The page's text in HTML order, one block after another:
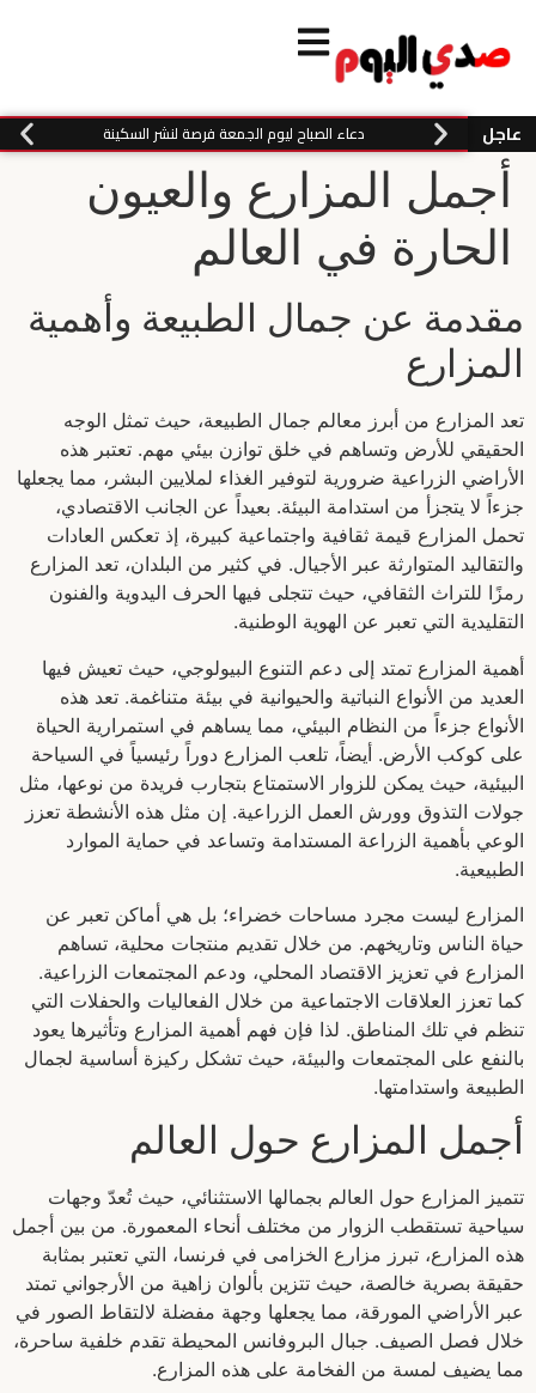
عاجل دعاء الصباح ليوم الجمعة فرصة لنشر السكينة
أجمل المزارع والعيون
الحارة في العالم
مقدمة عن جمال الطبيعة وأهمية
المزارع
تعد المزارع من أبرز معالم جمال الطبيعة، حيث تمثل الوجه
الحقيقي للأرض وتساهم في خلق توازن بيئي مهم. تعتبر هذه
الأراضي الزراعية ضرورية لتوفير الغذاء لملايين البشر، مما يجعلها
جزءاً لا يتجزأ من استدامة البيئة. بعيداً عن الجانب الاقتصادي،
تحمل المزارع قيمة ثقافية واجتماعية كبيرة، إذ تعكس العادات
والتقاليد المتوارثة عبر الأجيال. في كثير من البلدان، تعد المزارع
رمزًا للتراث الثقافي، حيث تتجلى فيها الحرف اليدوية والفنون
التقليدية التي تعبر عن الهوية الوطنية.
أهمية المزارع تمتد إلى دعم التنوع البيولوجي، حيث تعيش فيها
العديد من الأنواع النباتية والحيوانية في بيئة متناغمة. تعد هذه
الأنواع جزءاً من النظام البيئي، مما يساهم في استمرارية الحياة
على كوكب الأرض. أيضاً، تلعب المزارع دوراً رئيسياً في السياحة
البيئية، حيث يمكن للزوار الاستمتاع بتجارب فريدة من نوعها، مثل
جولات التذوق وورش العمل الزراعية. إن مثل هذه الأنشطة تعزز
الوعي بأهمية الزراعة المستدامة وتساعد في حماية الموارد
الطبيعية.
المزارع ليست مجرد مساحات خضراء؛ بل هي أماكن تعبر عن
حياة الناس وتاريخهم. من خلال تقديم منتجات محلية، تساهم
المزارع في تعزيز الاقتصاد المحلي، ودعم المجتمعات الزراعية.
كما تعزز العلاقات الاجتماعية من خلال الفعاليات والحفلات التي
تنظم في تلك المناطق. لذا فإن فهم أهمية المزارع وتأثيرها يعود
بالنفع على المجتمعات والبيئة، حيث تشكل ركيزة أساسية لجمال
الطبيعة واستدامتها.
أجمل المزارع حول العالم
تتميز المزارع حول العالم بجمالها الاستثنائي، حيث تُعدّ وجهات
سياحية تستقطب الزوار من مختلف أنحاء المعمورة. من بين أجمل
هذه المزارع، تبرز مزارع الخزامى في فرنسا، التي تعتبر بمثابة
حقيقة بصرية خالصة، حيث تتزين بألوان زاهية من الأرجواني تمتد
عبر الأراضي المورقة، مما يجعلها وجهة مفضلة لالتقاط الصور في
خلال فصل الصيف. جبال البروفانس المحيطة تقدم خلفية ساحرة،
مما يضيف لمسة من الفخامة على هذه المزارع.